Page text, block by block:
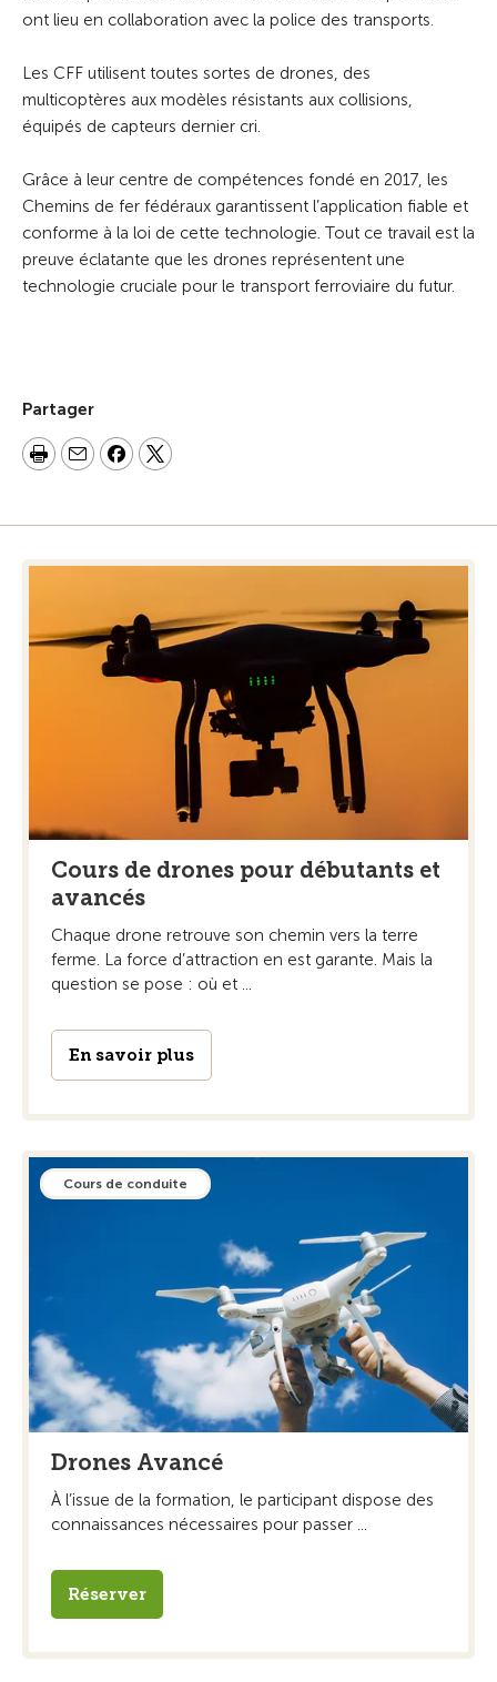
ont lieu en collaboration avec la police des transports.
Les CFF utilisent toutes sortes de drones, des
multicoptères aux modèles résistants aux collisions,
équipés de capteurs dernier cri.
Grâce à leur centre de compétences fondé en 2017, les
Chemins de fer fédéraux garantissent l’application fiable et
conforme à la loi de cette technologie. Tout ce travail est la
preuve éclatante que les drones représentent une
technologie cruciale pour le transport ferroviaire du futur.
Partager
Cours de drones pour débutants et
avancés
Chaque drone retrouve son chemin vers la terre
ferme. La force d’attraction en est garante. Mais la
question se pose : où et ...
En savoir plus
Cours de conduite
Drones Avancé
À l’issue de la formation, le participant dispose des
connaissances nécessaires pour passer ...
Réserver